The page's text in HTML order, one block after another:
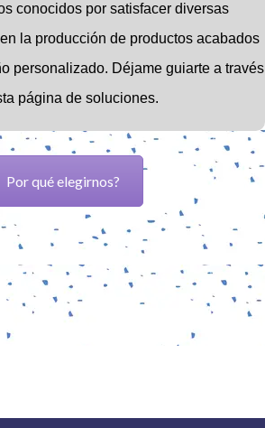
conocidos por satisfacer diversas
la producción de productos acabados
personalizado. Déjame guiarte a través
página de soluciones.
Por qué elegirnos?